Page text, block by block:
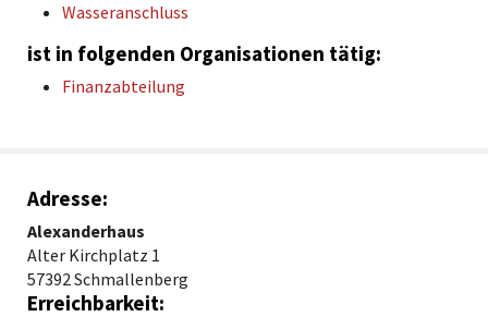
Wasseranschluss
ist in folgenden Organisationen tätig:
Finanzabteilung
Adresse:
Alexanderhaus
Alter Kirchplatz 1
57392 Schmallenberg
Erreichbarkeit: